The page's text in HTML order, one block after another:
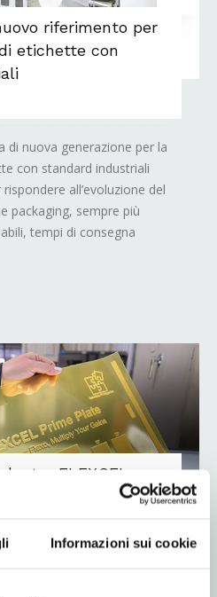
Informazioni sui cookie
riferimento per
etichette con
di nuova generazione per la
con standard industriali
all’evoluzione del
packaging, sempre più
tempi di consegna
FLEXCEL
lancio globale delle lastre